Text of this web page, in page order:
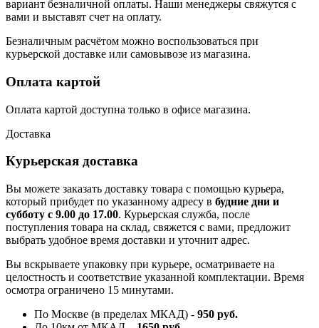
вариант безналичной оплаты. Наши менеджеры свяжутся с
вами и выставят счет на оплату.
Безналичным расчётом можно воспользоваться при
курьерской доставке или самовывозе из магазина.
Оплата картой
Оплата картой доступна только в офисе магазина.
Доставка
Курьерская доставка
Вы можете заказать доставку товара с помощью курьера,
который прибудет по указанному адресу в будние дни и
субботу с 9.00 до 17.00. Курьерская служба, после
поступления товара на склад, свяжется с вами, предложит
выбрать удобное время доставки и уточнит адрес.
Вы вскрываете упаковку при курьере, осматриваете на
целостность и соответствие указанной комплектации. Время
осмотра ограничено 15 минутами.
По Москве (в пределах МКАД) - 950 руб.